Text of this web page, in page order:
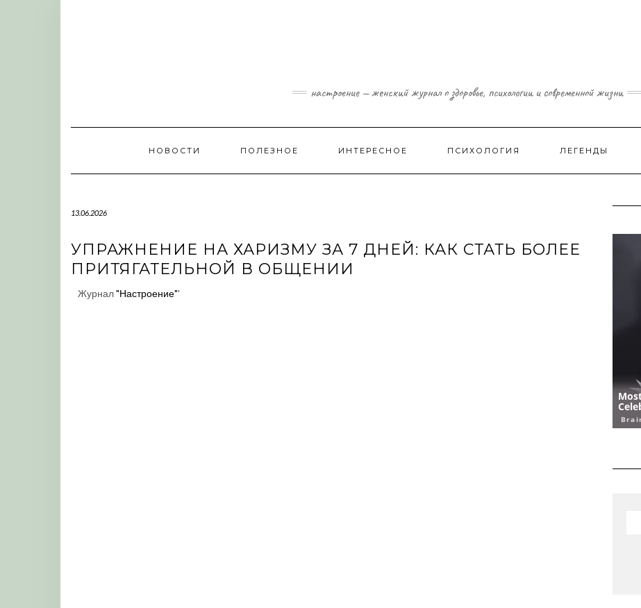
настроение — женский журнал о здоровье, психологии и современной жизни
НОВОСТИ ПОЛЕЗНОЕ ИНТЕРЕСНОЕ ПСИХОЛОГИЯ ЛЕГЕНДЫ
13.06.2026
УПРАЖНЕНИЕ НА ХАРИЗМУ ЗА 7 ДНЕЙ: КАК СТАТЬ БОЛЕЕ
ПРИТЯГАТЕЛЬНОЙ В ОБЩЕНИИ
Журнал"Настроение"'